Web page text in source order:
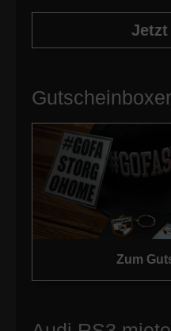
Jetzt
Zum